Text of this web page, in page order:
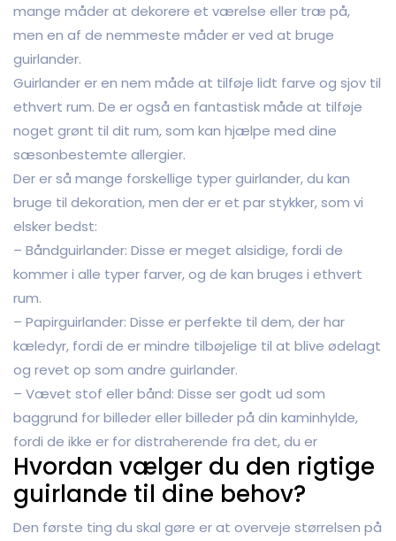
mange måder at dekorere et værelse eller træ på,
men en af de nemmeste måder er ved at bruge
guirlander.
Guirlander er en nem måde at tilføje lidt farve og sjov til
ethvert rum. De er også en fantastisk måde at tilføje
noget grønt til dit rum, som kan hjælpe med dine
sæsonbestemte allergier.
Der er så mange forskellige typer guirlander, du kan
bruge til dekoration, men der er et par stykker, som vi
elsker bedst:
– Båndguirlander: Disse er meget alsidige, fordi de
kommer i alle typer farver, og de kan bruges i ethvert
rum.
– Papirguirlander: Disse er perfekte til dem, der har
kæledyr, fordi de er mindre tilbøjelige til at blive ødelagt
og revet op som andre guirlander.
– Vævet stof eller bånd: Disse ser godt ud som
baggrund for billeder eller billeder på din kaminhylde,
fordi de ikke er for distraherende fra det, du er
Hvordan vælger du den rigtige
guirlande til dine behov?
Den første ting du skal gøre er at overveje størrelsen på